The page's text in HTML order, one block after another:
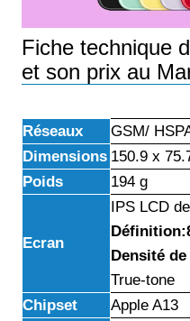
Fiche technique
et son prix au
Réseaux
GSM/
Dimensions 150.9 x
Poids
194 g
Ecran
IPS LCD
Densité
True-tone
Chipset
Apple A13